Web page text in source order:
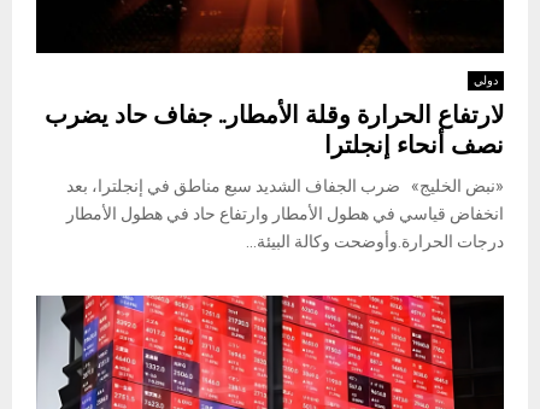
دولي
لارتفاع الحرارة وقلة الأمطار.. جفاف حاد يضرب
نصف أنحاء إنجلترا
«نبض الخليج» ضرب الجفاف الشديد سبع مناطق في إنجلترا، بعد
انخفاض قياسي في هطول الأمطار وارتفاع حاد في هطول الأمطار
درجات الحرارة.وأوضحت وكالة البيئة...